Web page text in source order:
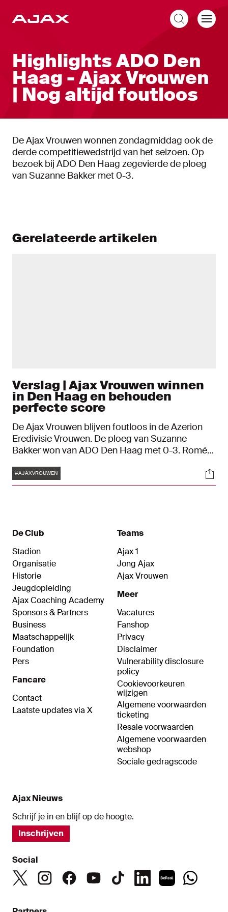
Highlights ADO Den
Haag - Ajax Vrouwen
| Nog altijd foutloos
De Ajax Vrouwen wonnen zondagmiddag ook de
derde competitiewedstrijd van het seizoen. Op
bezoek bij ADO Den Haag zegevierde de ploeg
van Suzanne Bakker met 0-3.
Gerelateerde artikelen
Verslag | Ajax Vrouwen winnen
in Den Haag en behouden
perfecte score
De Ajax Vrouwen blijven foutloos in de Azerion
Eredivisie Vrouwen. De ploeg van Suzanne
Bakker won van ADO Den Haag met 0-3. Romée
maakte de laatste Amsterdamse treffer.
Tags
#AJAXVROUWEN
De Club
Stadion
Organisatie
Historie
Jeugdopleiding
Ajax Coaching Academy
Sponsors & Partners
Business
Maatschappelijk
Foundation
Pers
Fancare
Contact
Laatste updates via X
Teams
Ajax 1
Jong Ajax
Ajax Vrouwen
Meer
Vacatures
Fanshop
Privacy
Disclaimer
Vulnerability disclosure
policy
Cookievoorkeuren
wijzigen
Algemene voorwaarden
ticketing
Resale voorwaarden
Algemene voorwaarden
webshop
Sociale gedragscode
Ajax Nieuws
Schrijf je in en blijf op de hoogte.
Inschrijven
Social